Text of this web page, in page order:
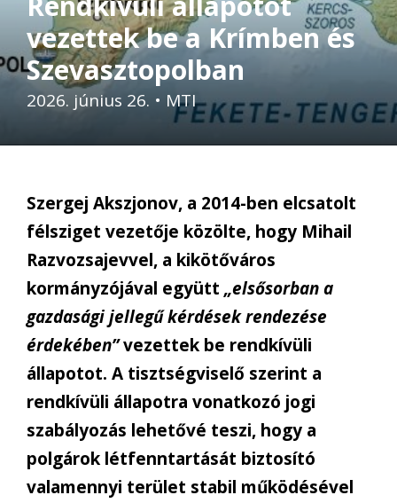
vezettek be a Krímben és
Szevasztopolban
2026. június 26. • MTI
Szergej Akszjonov, a 2014-ben elcsatolt
félsziget vezetője közölte, hogy Mihail
Razvozsajevvel, a kikötőváros
kormányzójával együtt „elsősorban a
gazdasági jellegű kérdések rendezése
érdekében”vezettek be rendkívüli
állapotot. A tisztségviselő szerint a
rendkívüli állapotra vonatkozó jogi
szabályozás lehetővé teszi, hogy a
polgárok létfenntartását biztosító
valamennyi terület stabil működésével